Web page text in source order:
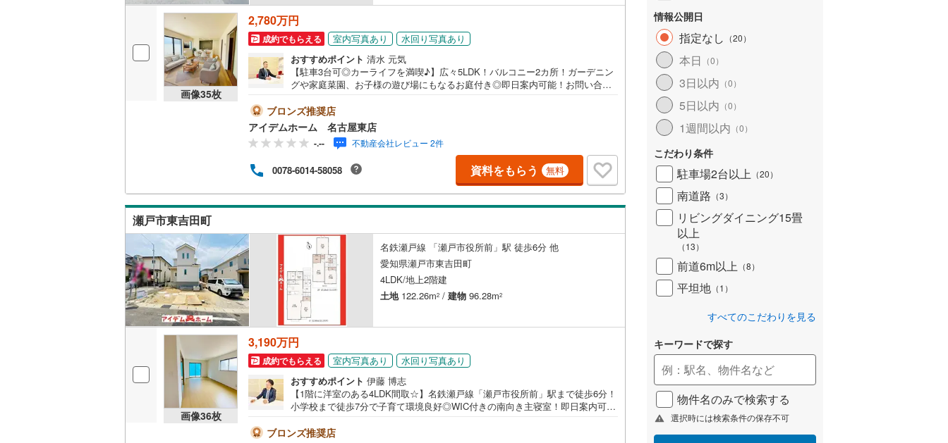
画像35枚
2,780万円
成約でもらえる 室内写真あり
水回り写真あり
おすすめポイント 清水 元気
【駐車3台可◎カーライフを満喫♪】広々5LDK！バルコニー2カ所！ガーデニン
グや家庭菜園、お子様の遊び場にもなるお庭付き◎即日案内可能！お問い合わ
学、大歓迎♪【安心】耐震等級3取得【品質】設計住宅性能評価書、建設住宅性
能評価書【充実】駐車3台、5LDK、バルコニー2カ所、WIC、庭■名鉄バス「品
野火の見下」停 徒歩3分（約240m）→名鉄瀬戸線「尾張瀬戸」駅 までバス乗車
15分■下品野小学校:徒歩7分（約540m）■品野中学校 :徒歩20分（約1600m）
＜自己資金0円でも大丈夫！＞*水曜日も営業しております！*今から見たい！聞
きたい！にスピード対応！*自己資金なしでも購入出来ます！*自営業の方・買
い替えの方など資金計画でご不安な方もおまかせください！弊社HPにて物件の
ルームツアーMOVIEを公開中!!写真だけでは伝わらない物件の魅力をたっぷり
ご紹介しております♪
ブロンズ推奨店
アイデムホーム 名古屋東店
-.-- 不動産会社レビュー 2件
0078-6014-58058 資料をもらう 無料
瀬戸市東吉田町
名鉄瀬戸線 「瀬戸市役所前」駅 徒歩6分 他
愛知県瀬戸市東吉田町
4LDK/地上2階建
土地122.26m2 / 建物 96.28m2
画像36枚
3,190万円
成約でもらえる 室内写真あり
水回り写真あり
おすすめポイント 伊藤 博志
【1階に洋室のある4LDK間取☆】名鉄瀬戸線「瀬戸市役所前」駅まで徒歩6分！
小学校まで徒歩7分で子育て環境良好◎WIC付きの南向き主寝室！即日案内可
棟】/当日のご来店・ご見学、大歓迎♪【安心】耐震等級3取得【品質】設計住宅
ブロンズ推奨店
情報公開日
指定なし （20）
本日 （0）
3日以内 （0）
5日以内 （0）
1週間以内 （0）
こだわり条件
駐車場2台以上 （20）
南道路 （3）
リビングダイニング15畳
以上
（13）
前道6m以上 （8）
平坦地 （1 ）
すべてのこだわりを見る
キーワードで探す
物件名のみで検索する
選択時には検索条件の保存不可
豊肥本線
日田彦山線(
日南線(50) 吉都線 筑豊本線(169 )
後藤寺線 (48) 宮崎空港線 北海道新幹線(0
東北新幹線(504) 上越新幹線(305) 山形新幹線(436 )
秋田新幹線(253 東海道新幹線
山陽新幹線(224)
西九州新幹線(16
地下鉄 札幌市営地下鉄南北線(1) 札幌市営地下鉄東西線(2) 札幌市営地下鉄東豊線
仙台市地下鉄南北線(374) 仙台市地下鉄東西線(105) 東京メトロ銀座線
東京メトロ丸ノ内線
) 東京メトロ丸ノ内方南支線 東京メトロ日比谷線
東京メトロ東西線
東京メトロ有楽町線
東京メトロ半蔵門線
東京メトロ副都心線( 191 )
都営浅草線
都営新宿線( 379 )
都営大江戸線 (101) 横浜市営地下鉄ブルーライン
横浜市営地下鉄グリーンライン
297)
名古屋市営地下鉄東山線(409) 名古屋市営地下鉄名城線(317) 名古屋市営地下鉄鶴舞線(262)
名古屋市営地下鉄桜通線